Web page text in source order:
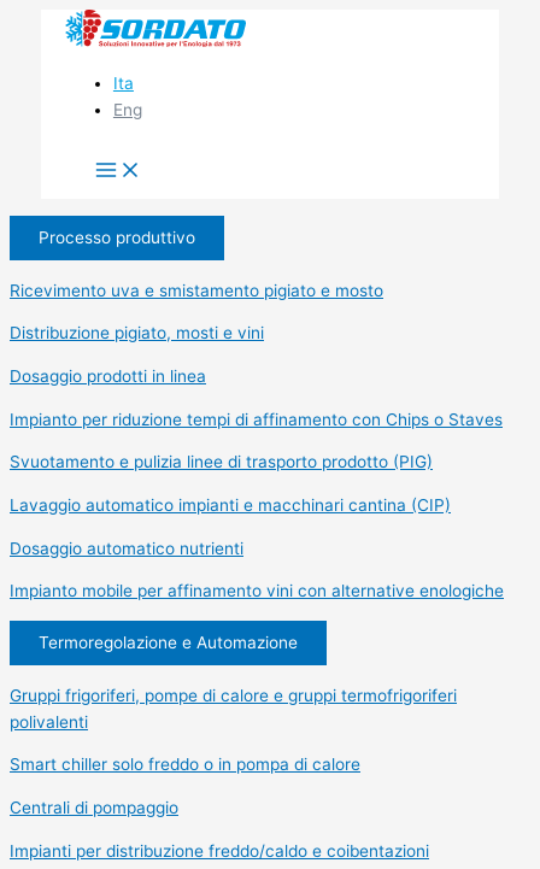
Ita
Eng
Processo produttivo
Ricevimento uva e smistamento pigiato e mosto
Distribuzione pigiato, mosti e vini
Dosaggio prodotti in linea
Impianto per riduzione tempi di affinamento con Chips o Staves
Svuotamento e pulizia linee di trasporto prodotto (PIG)
Lavaggio automatico impianti e macchinari cantina (CIP)
Dosaggio automatico nutrienti
Impianto mobile per affinamento vini con alternative enologiche
Termoregolazione e Automazione
Gruppi frigoriferi, pompe di calore e gruppi termofrigoriferi
polivalenti
Smart chiller solo freddo o in pompa di calore
Centrali di pompaggio
Impianti per distribuzione freddo/caldo e coibentazioni